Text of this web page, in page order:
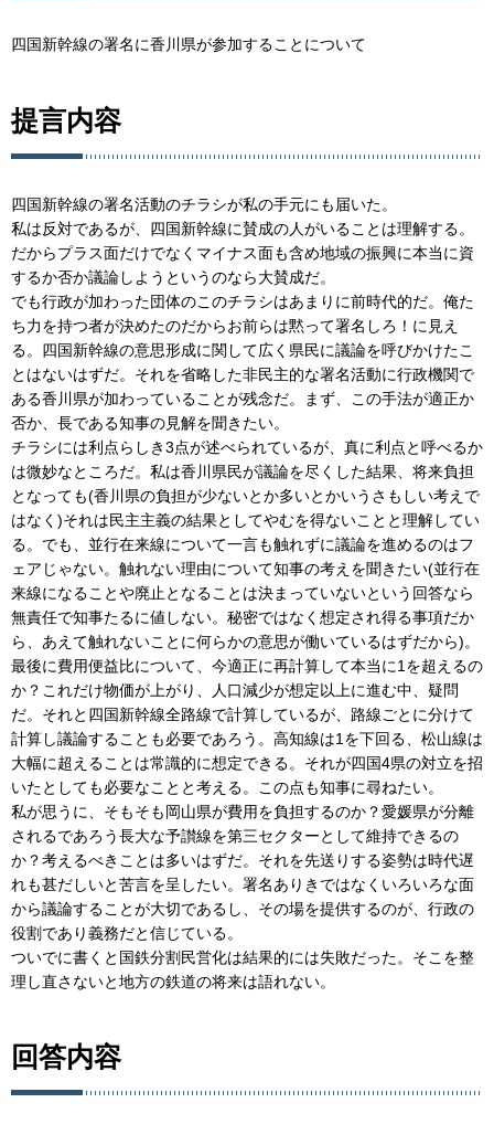
四国新幹線の署名に香川県が参加することについて
提言内容
四国新幹線の署名活動のチラシが私の手元にも届いた。
私は反対であるが、四国新幹線に賛成の人がいることは理解する。
だからプラス面だけでなくマイナス面も含め地域の振興に本当に資
するか否か議論しようというのなら大賛成だ。
でも行政が加わった団体のこのチラシはあまりに前時代的だ。俺た
ち力を持つ者が決めたのだからお前らは黙って署名しろ！に見え
る。四国新幹線の意思形成に関して広く県民に議論を呼びかけたこ
とはないはずだ。それを省略した非民主的な署名活動に行政機関で
ある香川県が加わっていることが残念だ。まず、この手法が適正か
否か、長である知事の見解を聞きたい。
チラシには利点らしき3点が述べられているが、真に利点と呼べるか
は微妙なところだ。私は香川県民が議論を尽くした結果、将来負担
となっても(香川県の負担が少ないとか多いとかいうさもしい考えで
はなく)それは民主主義の結果としてやむを得ないことと理解してい
る。でも、並行在来線について一言も触れずに議論を進めるのはフ
ェアじゃない。触れない理由について知事の考えを聞きたい(並行在
来線になることや廃止となることは決まっていないという回答なら
無責任で知事たるに値しない。秘密ではなく想定され得る事項だか
ら、あえて触れないことに何らかの意思が働いているはずだから)。
最後に費用便益比について、今適正に再計算して本当に1を超えるの
か？これだけ物価が上がり、人口減少が想定以上に進む中、疑問
だ。それと四国新幹線全路線で計算しているが、路線ごとに分けて
計算し議論することも必要であろう。高知線は1を下回る、松山線は
大幅に超えることは常識的に想定できる。それが四国4県の対立を招
いたとしても必要なことと考える。この点も知事に尋ねたい。
私が思うに、そもそも岡山県が費用を負担するのか？愛媛県が分離
されるであろう長大な予讃線を第三セクターとして維持できるの
か？考えるべきことは多いはずだ。それを先送りする姿勢は時代遅
れも甚だしいと苦言を呈したい。署名ありきではなくいろいろな面
から議論することが大切であるし、その場を提供するのが、行政の
役割であり義務だと信じている。
ついでに書くと国鉄分割民営化は結果的には失敗だった。そこを整
理し直さないと地方の鉄道の将来は語れない。
回答内容